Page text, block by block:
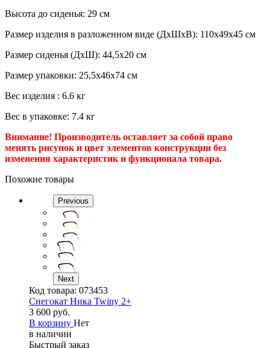
Высота до сиденья: 29 см
Размер изделия в разложенном виде (ДхШхВ): 110х49х45 см
Размер сиденья (ДхШ): 44,5х20 см
Размер упаковки: 25,5х46х74 см
Вес изделия : 6.6 кг
Вес в упаковке: 7.4 кг
Внимание! Производитель оставляет за собой право
менять рисунок и цвет элементов конструкции без
изменения характеристик и функционала товара.
Похожие товары
Previous
Next
Код товара: 073453
Снегокат Ника Twiny 2+
3 600 руб.
В корзину Нет
в наличии
Быстрый заказ